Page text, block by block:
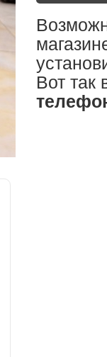
Вот так